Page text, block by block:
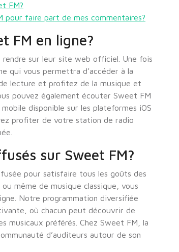
FM?
pour faire part de mes commentaires?
FM en ligne?
sur leur site web officiel. Une fois
qui vous permettra d’accéder à la
lecture et profitez de la musique et
pouvez également écouter Sweet FM
disponible sur les plateformes iOS
profiter de votre station de radio
sur Sweet FM?
pour satisfaire tous les goûts des
même de musique classique, vous
Notre programmation diversifiée
où chacun peut découvrir de
préférés. Chez Sweet FM, la
d’auditeurs autour de son